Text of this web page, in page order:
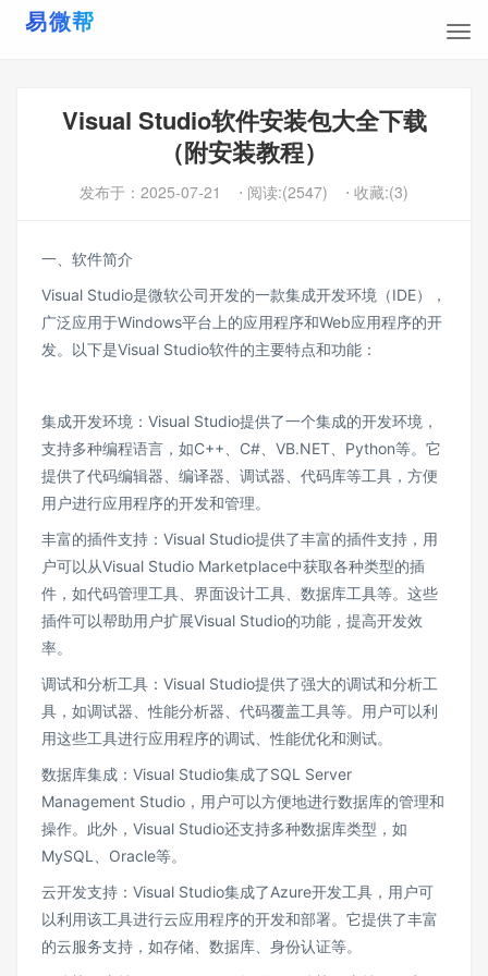
Visual Studio软件安装包大全下载
（附安装教程）
发布于： 2025-07-21 ⋅ 阅读:(2547) ⋅ 收藏:(3)
一、软件简介
Visual Studio是微软公司开发的一款集成开发环境（IDE），
广泛应用于Windows平台上的应用程序和Web应用程序的开
发。以下是Visual Studio软件的主要特点和功能：
集成开发环境：Visual Studio提供了一个集成的开发环境，
支持多种编程语言，如C++、C#、VB.NET、Python等。它
提供了代码编辑器、编译器、调试器、代码库等工具，方便
用户进行应用程序的开发和管理。
丰富的插件支持：Visual Studio提供了丰富的插件支持，用
户可以从Visual Studio Marketplace中获取各种类型的插
件，如代码管理工具、界面设计工具、数据库工具等。这些
插件可以帮助用户扩展Visual Studio的功能，提高开发效
率。
调试和分析工具：Visual Studio提供了强大的调试和分析工
具，如调试器、性能分析器、代码覆盖工具等。用户可以利
用这些工具进行应用程序的调试、性能优化和测试。
数据库集成：Visual Studio集成了SQL Server
Management Studio，用户可以方便地进行数据库的管理和
操作。此外，Visual Studio还支持多种数据库类型，如
MySQL、Oracle等。
云开发支持：Visual Studio集成了Azure开发工具，用户可
以利用该工具进行云应用程序的开发和部署。它提供了丰富
的云服务支持，如存储、数据库、身份认证等。